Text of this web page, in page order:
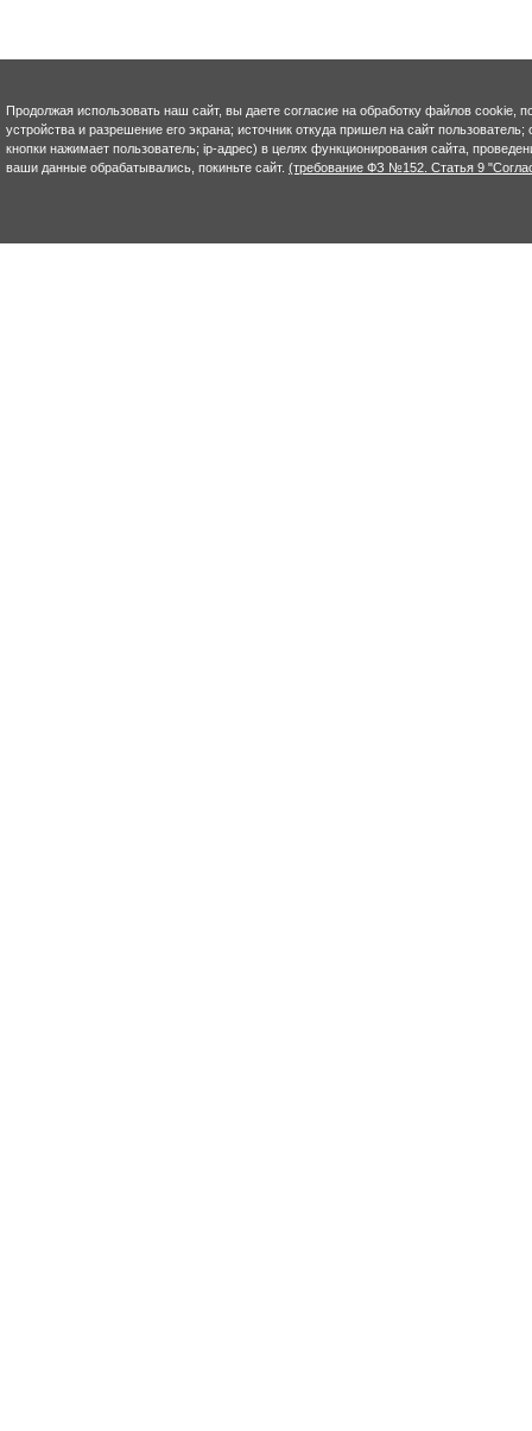
Продолжая использовать наш сайт, вы даете согласие на обработку файлов cookie,
устройства и разрешение его экрана; источник откуда пришел на сайт
кнопки нажимает пользователь; ip-адрес) в целях функционирования сайта,
ваши данные обрабатывались, покиньте сайт. (требование ФЗ №152. Статья 9